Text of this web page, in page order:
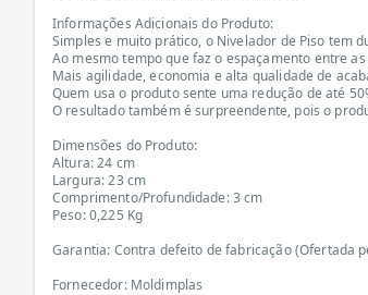
Informações Adicionais do Produto:
Simples e muito prático, o Nivelador de Piso tem
Ao mesmo tempo que faz o espaçamento entre
Mais agilidade, economia e alta qualidade de
Quem usa o produto sente uma redução de até
O resultado também é surpreendente, pois o
Dimensões do Produto:
Altura: 24 cm
Largura: 23 cm
Comprimento/Profundidade: 3 cm
Peso: 0,225 Kg
Garantia: Contra defeito de fabricação (Ofertada
Fornecedor: Moldimplas